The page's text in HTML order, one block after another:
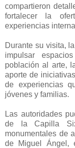
compartieron
fortalecer la
experiencias
Durante su visita,
impulsar
población al arte,
aporte de
de experiencias
jóvenes y familias.
Las autoridades
de la Capilla
monumentales de
de Miguel Ángel,